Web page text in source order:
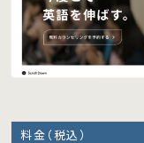
料金（税込）